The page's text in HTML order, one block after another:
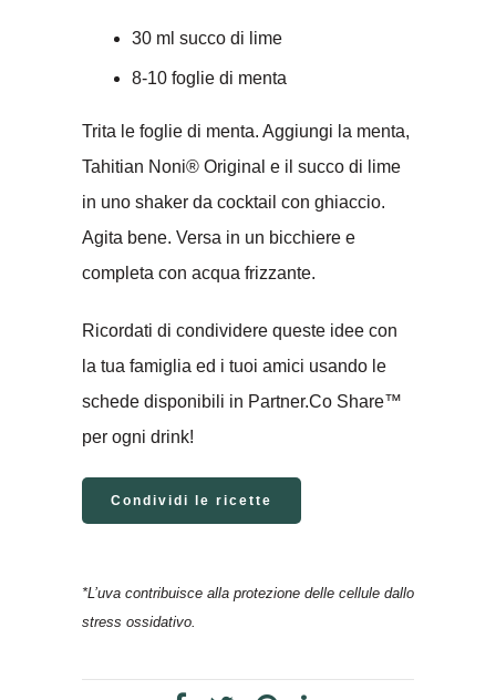
30 ml succo di lime
8-10 foglie di menta
Trita le foglie di menta. Aggiungi la menta,
Tahitian Noni® Original e il succo di lime
in uno shaker da cocktail con ghiaccio.
Agita bene. Versa in un bicchiere e
completa con acqua frizzante.
Ricordati di condividere queste idee con
la tua famiglia ed i tuoi amici usando le
schede disponibili in Partner.Co Share™
per ogni drink!
Condividi le ricette
*L’uva contribuisce alla protezione delle cellule dallo
stress ossidativo.